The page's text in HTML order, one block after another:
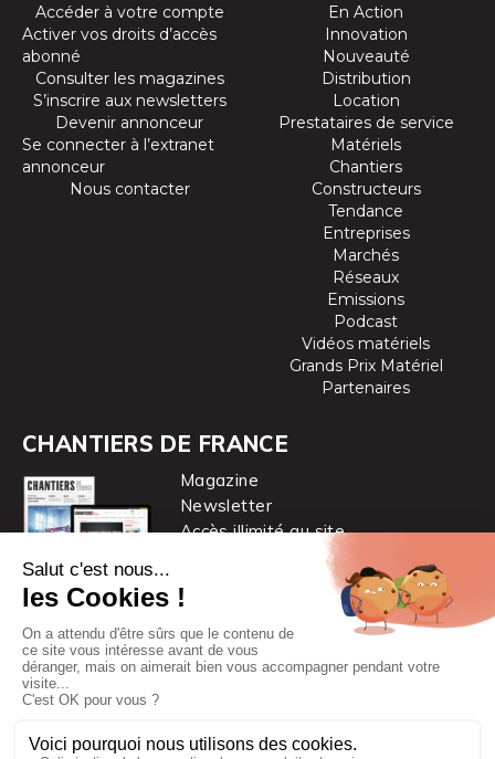
Accéder à votre compte
Activer vos droits d’accès
abonné
Consulter les magazines
S’inscrire aux newsletters
Devenir annonceur
Se connecter à l’extranet
annonceur
Nous contacter
En Action
Innovation
Nouveauté
Distribution
Location
Prestataires de service
Matériels
Chantiers
Constructeurs
Tendance
Entreprises
Marchés
Réseaux
Emissions
Podcast
Vidéos matériels
Grands Prix Matériel
Partenaires
CHANTIERS DE FRANCE
Magazine
Newsletter
Accès illimité au site
Chantiers de France est une marque